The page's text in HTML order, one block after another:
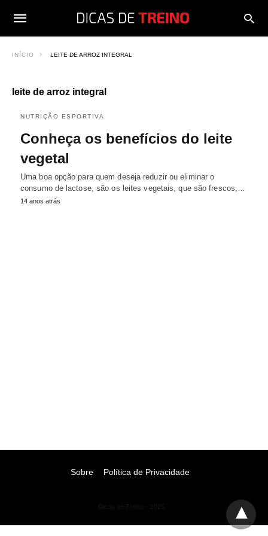
INÍCIO LEITE DE ARROZ INTEGRAL
leite de arroz integral
NUTRIÇÃO ESPORTIVA
Conheça os benefícios do leite
vegetal
Uma boa opção para quem deseja reduzir ou eliminar o
consumo de lactose, são os leites vegetais, que são frescos,…
14 anos atrás
Sobre Política de Privacidade
Dicas de Treino - 2025